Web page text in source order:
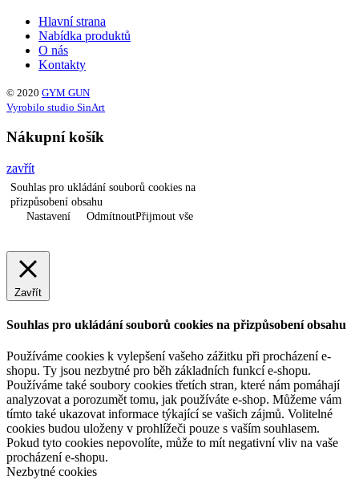
Hlavní strana
Nabídka produktů
O nás
Kontakty
© 2020 GYM GUN
Vyrobilo studio SinArt
Nákupní košík
zavřít
Souhlas pro ukládání souborů cookies na
přizpůsobení obsahu
Nastavení
OdmítnoutPřijmout vše
Zavřít
Souhlas pro ukládání souborů cookies na přizpůsobení obsahu
Používáme cookies k vylepšení vašeho zážitku při procházení e-
shopu. Ty jsou nezbytné pro běh základních funkcí e-shopu.
Používáme také soubory cookies třetích stran, které nám pomáhají
analyzovat a porozumět tomu, jak používáte e-shop. Můžeme vám
tímto také ukazovat informace týkající se vašich zájmů. Volitelné
cookies budou uloženy v prohlížeči pouze s vaším souhlasem.
Pokud tyto cookies nepovolíte, může to mít negativní vliv na vaše
procházení e-shopu.
Nezbytné cookies